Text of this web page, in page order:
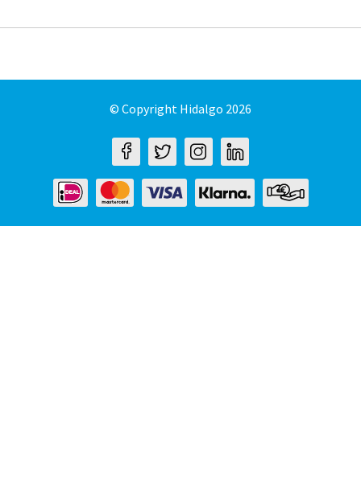
© Copyright Hidalgo 2026